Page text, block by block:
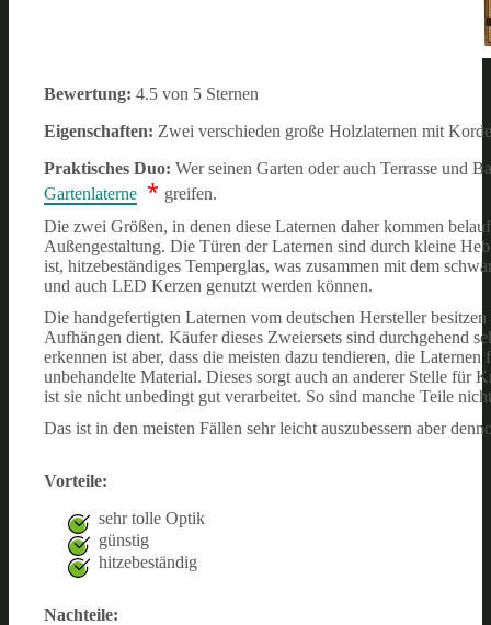
Bewertung: 4.5 von 5 Sternen
Eigenschaften: Zwei verschieden große Holzlaternen mit
Praktisches Duo: Wer seinen Garten oder auch Terrasse und
Gartenlaterne * greifen.
Die zwei Größen, in denen diese Laternen daher kommen
Außengestaltung. Die Türen der Laternen sind durch kleine
ist, hitzebeständiges Temperglas, was zusammen mit dem
und auch LED Kerzen genutzt werden können.
Die handgefertigten Laternen vom deutschen Hersteller
Aufhängen dient. Käufer dieses Zweiersets sind durchgehend
erkennen ist aber, dass die meisten dazu tendieren, die
unbehandelte Material. Dieses sorgt auch an anderer Stelle für
ist sie nicht unbedingt gut verarbeitet. So sind manche Teile
Das ist in den meisten Fällen sehr leicht auszubessern aber
Vorteile:
sehr tolle Optik
günstig
hitzebeständig
Nachteile: